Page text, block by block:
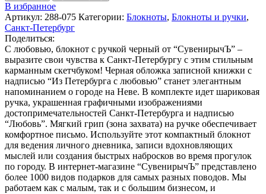
В избранное
Артикул: 288-075 Категории: Блокноты, Блокноты и ручки,
Санкт-Петербург
Поделиться:
С любовью, блокнот с ручкой черный от “СувенирычЪ” –
выразите свои чувства к Санкт-Петербургу с этим стильным
карманным скетчбуком! Черная обложка записной книжки с
надписью “Из Петербурга с любовью” станет элегантным
напоминанием о городе на Неве. В комплекте идет шариковая
ручка, украшенная графичными изображениями
достопримечательностей Санкт-Петербурга и надписью
“Любовь”. Мягкий грип (зона захвата) на ручке обеспечивает
комфортное письмо. Используйте этот компактный блокнот
для ведения личного дневника, записи вдохновляющих
мыслей или создания быстрых набросков во время прогулок
по городу. В интернет-магазине “СувенирычЪ” представлено
более 1000 видов подарков для самых разных поводов. Мы
работаем как с малым, так и с большим бизнесом, и